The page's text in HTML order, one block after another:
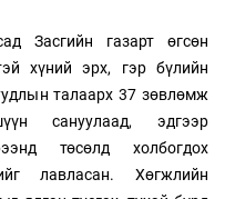
Засгийн газарт өгсөн
хүний эрх, гэр бүлийн
талаарх 37 зөвлөмж
сануулаад, эдгээр
төсөлд холбогдох
лавласан. Хөгжлийн